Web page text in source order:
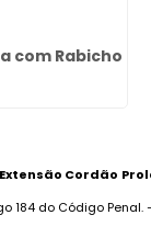
com Rabicho
Cordão
184 do Código Penal.